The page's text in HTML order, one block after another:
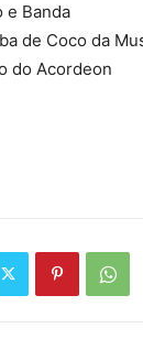
e Banda
de Coco da
do Acordeon